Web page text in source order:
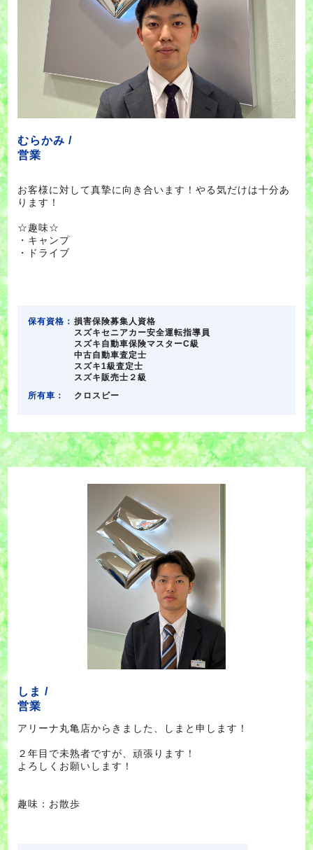
むらかみ /
営業
お客様に対して真摯に向き合います！やる気だけは十分あ
ります！
☆趣味☆
・キャンプ
・ドライブ
保有資格： 損害保険募集人資格
スズキセニアカー安全運転指導員
スズキ自動車保険マスターC級
中古自動車査定士
スズキ1級査定士
スズキ販売士２級
所有車：
クロスビー
しま /
営業
アリーナ丸亀店からきました、しまと申します！
２年目で未熟者ですが、頑張ります！
よろしくお願いします！
趣味：お散歩